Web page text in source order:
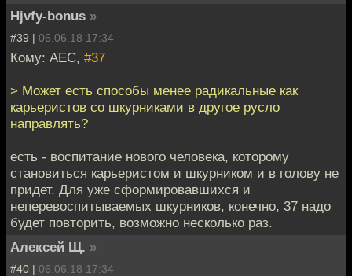
Hjvfy-bonus »
#39 | 06.06.18 17:34
Кому: АЕС, #37
> Может есть способы менее радикальные как
карьеристов со шкурниками в другое русло
направлять?
есть - воспитание нового человека, которому
становиться карьеристом и шкурником и в голову не
придет. Для уже сформировавшихся и
неперевоспитываемых шкурников, конечно, 37 надо
будет повторить, возможно несколько раз.
Алексей Щ. »
#40 | 06.06.18 17:34